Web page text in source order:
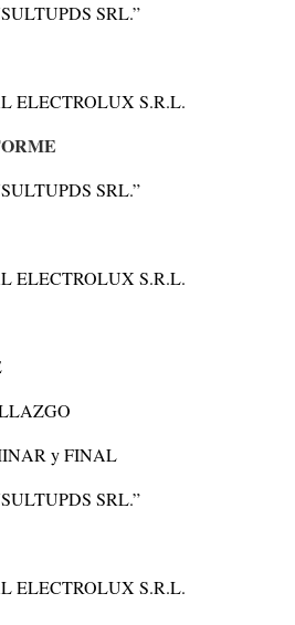
SRL.”
ELECTROLUX S.R.L.
SRL.”
ELECTROLUX S.R.L.
y FINAL
SRL.”
ELECTROLUX S.R.L.